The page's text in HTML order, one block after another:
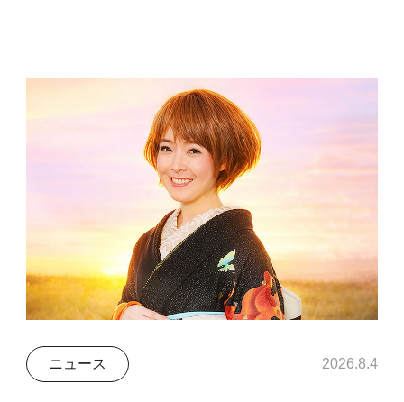
ニュース 2026.8.4